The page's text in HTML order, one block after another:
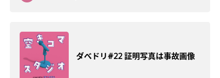
ダべドリ#22 証明写真は事故画像